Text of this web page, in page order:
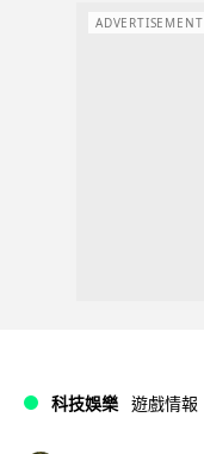
ADVERTISEMENT
科技娛樂 遊戲情報